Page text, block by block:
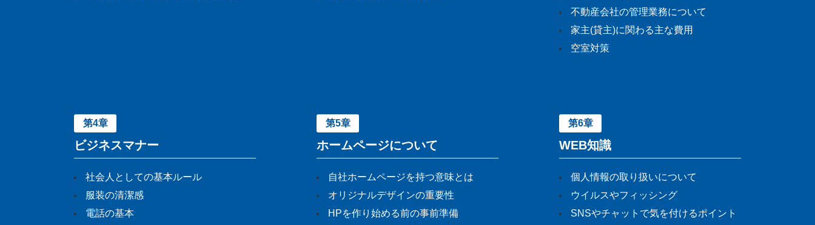
不動産会社の管理業務について
家主(貸主)に関わる主な費用
空室対策
第4章
ビジネスマナー
社会人としての基本ルール
服装の清潔感
電話の基本
第5章
ホームページについて
自社ホームページを持つ意味とは
オリジナルデザインの重要性
HPを作り始める前の事前準備
第6章
WEB知識
個人情報の取り扱いについて
ウイルスやフィッシング
SNSやチャットで気を付けるポイント